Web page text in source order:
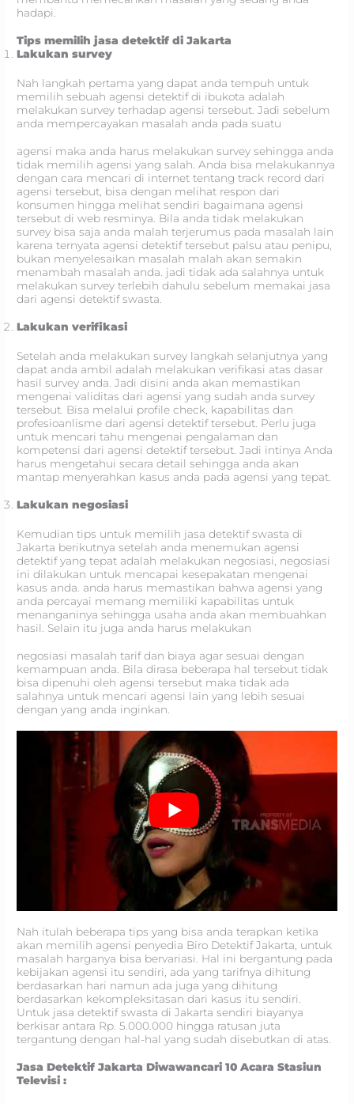
hadapi.
Tips memilih jasa detektif di Jakarta
Lakukan survey
Nah langkah pertama yang dapat anda tempuh untuk
memilih sebuah agensi detektif di ibukota adalah
melakukan survey terhadap agensi tersebut. Jadi sebelum
anda mempercayakan masalah anda pada suatu
agensi maka anda harus melakukan survey sehingga anda
tidak memilih agensi yang salah. Anda bisa melakukannya
dengan cara mencari di internet tentang track record dari
agensi tersebut, bisa dengan melihat respon dari
konsumen hingga melihat sendiri bagaimana agensi
tersebut di web resminya. Bila anda tidak melakukan
survey bisa saja anda malah terjerumus pada masalah lain
karena ternyata agensi detektif tersebut palsu atau penipu,
bukan menyelesaikan masalah malah akan semakin
menambah masalah anda. jadi tidak ada salahnya untuk
melakukan survey terlebih dahulu sebelum memakai jasa
dari agensi detektif swasta.
Lakukan verifikasi
Setelah anda melakukan survey langkah selanjutnya yang
dapat anda ambil adalah melakukan verifikasi atas dasar
hasil survey anda. Jadi disini anda akan memastikan
mengenai validitas dari agensi yang sudah anda survey
tersebut. Bisa melalui profile check, kapabilitas dan
profesioanlisme dari agensi detektif tersebut. Perlu juga
untuk mencari tahu mengenai pengalaman dan
kompetensi dari agensi detektif tersebut. Jadi intinya Anda
harus mengetahui secara detail sehingga anda akan
mantap menyerahkan kasus anda pada agensi yang tepat.
Lakukan negosiasi
Kemudian tips untuk memilih jasa detektif swasta di
Jakarta berikutnya setelah anda menemukan agensi
detektif yang tepat adalah melakukan negosiasi, negosiasi
ini dilakukan untuk mencapai kesepakatan mengenai
kasus anda. anda harus memastikan bahwa agensi yang
anda percayai memang memiliki kapabilitas untuk
menanganinya sehingga usaha anda akan membuahkan
hasil. Selain itu juga anda harus melakukan
negosiasi masalah tarif dan biaya agar sesuai dengan
kemampuan anda. Bila dirasa beberapa hal tersebut tidak
bisa dipenuhi oleh agensi tersebut maka tidak ada
salahnya untuk mencari agensi lain yang lebih sesuai
dengan yang anda inginkan.
Nah itulah beberapa tips yang bisa anda terapkan ketika
akan memilih agensi penyedia Biro Detektif Jakarta, untuk
masalah harganya bisa bervariasi. Hal ini bergantung pada
kebijakan agensi itu sendiri, ada yang tarifnya dihitung
berdasarkan hari namun ada juga yang dihitung
berdasarkan kekompleksitasan dari kasus itu sendiri.
Untuk jasa detektif swasta di Jakarta sendiri biayanya
berkisar antara Rp. 5.000.000 hingga ratusan juta
tergantung dengan hal-hal yang sudah disebutkan di atas.
Jasa Detektif Jakarta Diwawancari 10 Acara Stasiun
Televisi :